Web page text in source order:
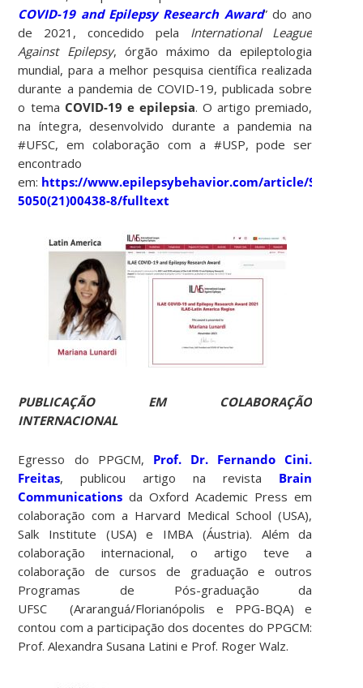
COVID-19 and Epilepsy Research Award” do ano
de 2021, concedido pela International League
Against Epilepsy, órgão máximo da epileptologia
mundial, para a melhor pesquisa científica realizada
durante a pandemia de COVID-19, publicada sobre
o tema COVID-19 e epilepsia. O artigo premiado,
na íntegra, desenvolvido durante a pandemia na
#UFSC, em colaboração com a #USP, pode ser
encontrado
em: https://www.epilepsybehavior.com/article/S1525-
5050(21)00438-8/fulltext
PUBLICAÇÃO EM COLABORAÇÃO
INTERNACIONAL
Egresso do PPGCM, Prof. Dr. Fernando Cini.
Freitas, publicou artigo na revista Brain
Communications da Oxford Academic Press em
colaboração com a Harvard Medical School (USA),
Salk Institute (USA) e IMBA (Áustria). Além da
colaboração internacional, o artigo teve a
colaboração de cursos de graduação e outros
Programas de Pós-graduação da
UFSC (Araranguá/Florianópolis e PPG-BQA) e
contou com a participação dos docentes do PPGCM:
Prof. Alexandra Susana Latini e Prof. Roger Walz.